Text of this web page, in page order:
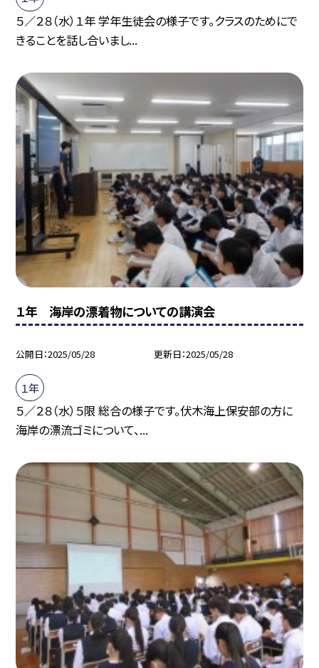
５／２８（水）１年 学年生徒会の様子です。クラスのためにで
きることを話し合いまし...
１年 海岸の漂着物についての講演会
公開日 2025/05/28 更新日 2025/05/28
１年
５／２８（水）５限 総合の様子です。伏木海上保安部の方に
海岸の漂流ゴミについて、...